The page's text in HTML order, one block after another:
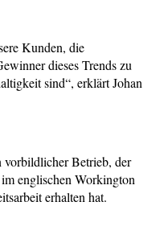
Kunden, die
dieses Trends zu
sind“, erklärt Johan
Betrieb, der
englischen Workington
erhalten hat.